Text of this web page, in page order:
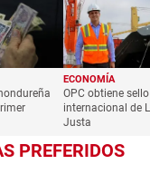
ECONOMÍA
OPC obtiene sello
internacional de
Justa
PREFERIDOS